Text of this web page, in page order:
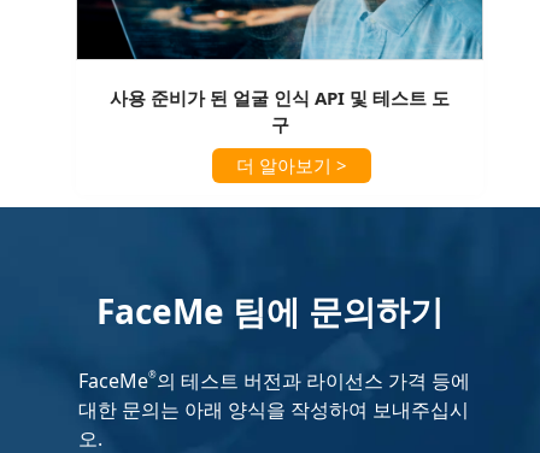
사용 준비가 된 얼굴 인식 API 및 테스트 도
구
더 알아보기 >
FaceMe 팀에 문의하기
FaceMe®의 테스트 버전과 라이선스 가격 등에
대한 문의는 아래 양식을 작성하여 보내주십시
오.